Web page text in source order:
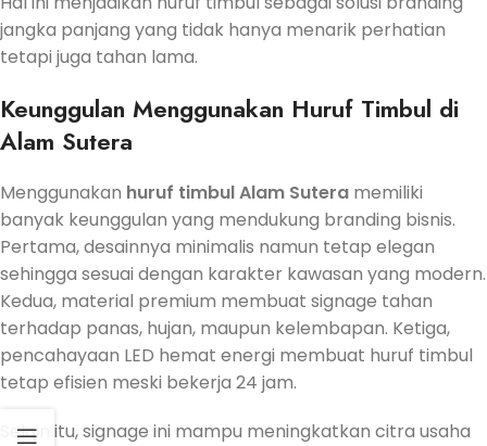
jangka panjang yang tidak hanya menarik perhatian
tetapi juga tahan lama.
Keunggulan Menggunakan Huruf Timbul di
Alam Sutera
Menggunakan huruf timbul Alam Sutera memiliki
banyak keunggulan yang mendukung branding bisnis.
Pertama, desainnya minimalis namun tetap elegan
sehingga sesuai dengan karakter kawasan yang modern.
Kedua, material premium membuat signage tahan
terhadap panas, hujan, maupun kelembapan. Ketiga,
pencahayaan LED hemat energi membuat huruf timbul
tetap efisien meski bekerja 24 jam.
Selain itu, signage ini mampu meningkatkan citra usaha